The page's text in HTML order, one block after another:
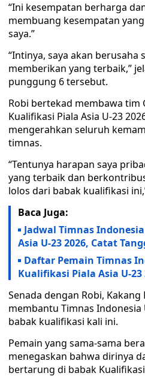
“Ini kesempatan berharga
membuang kesempatan
saya.”
“Intinya, saya akan
memberikan yang terbaik,”
punggung 6 tersebut.
Robi bertekad membawa tim
Kualifikasi Piala Asia U-23
mengerahkan seluruh
timnas.
“Tentunya harapan saya
yang terbaik dan
lolos dari babak kualifikasi
Baca Juga:
Jadwal Timnas
Asia U-23 2026, Catat
Daftar Pemain Timnas
Kualifikasi Piala Asia U-23
Senada dengan Robi,
membantu Timnas Indonesia
babak kualifikasi kali ini.
Pemain yang sama-sama
menegaskan bahwa dirinya
bertarung di babak